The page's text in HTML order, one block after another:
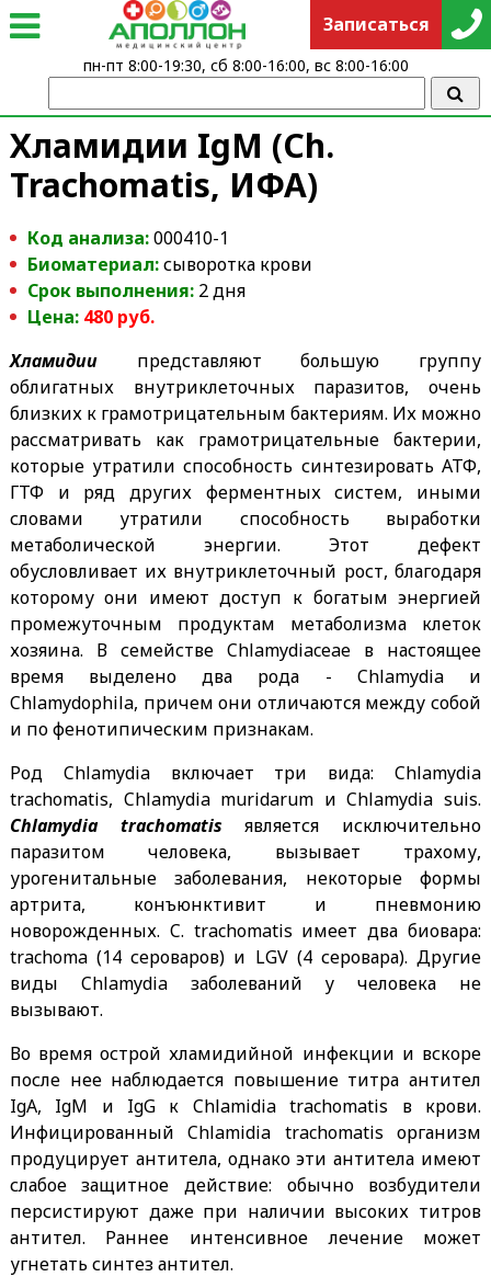
Хламидии IgМ (Ch.
Trachomatis, ИФА)
Код анализа:000410-1
Биоматериал:сыворотка крови
Срок выполнения: 2 дня
Цена: 480руб.
Хламидиипредставляют большую группу
облигатных внутриклеточных паразитов, очень
близких к грамотрицательным бактериям. Их можно
рассматривать как грамотрицательные бактерии,
которые утратили способность синтезировать АТФ,
ГТФ и ряд других ферментных систем, иными
словами утратили способность выработки
метаболической энергии. Этот дефект
обусловливает их внутриклеточный рост, благодаря
которому они имеют доступ к богатым энергией
промежуточным продуктам метаболизма клеток
хозяина. В семействе Chlamydiaceae в настоящее
время выделено два рода - Chlamydia и
Chlamydophila, причем они отличаются между собой
и по фенотипическим признакам.
Род Chlamydia включает три вида: Chlamydia
trachomatis, Chlamydia muridarum и Chlamydia suis.
Chlamydia trachomatis является исключительно
паразитом человека, вызывает трахому,
урогенитальные заболевания, некоторые формы
артрита, конъюнктивит и пневмонию
новорожденных. C. trachomatis имеет два биовара:
trachoma (14 сероваров) и LGV (4 серовара). Другие
виды Chlamydia заболеваний у человека не
вызывают.
Во время острой хламидийной инфекции и вскоре
после нее наблюдается повышение титра антител
IgА, IgМ и IgG к Chlamidia trachomatis в крови.
Инфицированный Chlamidia trachomatis организм
продуцирует антитела, однако эти антитела имеют
слабое защитное действие: обычно возбудители
персистируют даже при наличии высоких титров
антител. Раннее интенсивное лечение может
угнетать синтез антител.
Записаться
пн-пт 8:00-19:30, сб 8:00-16:00, вс 8:00-16:00